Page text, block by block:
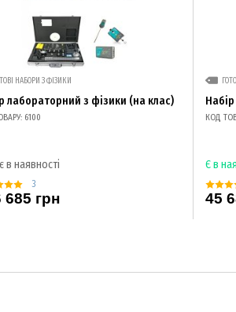
НАБОРИ З ФІЗИКИ
лабораторний з фізики (на клас)
6100
в наявності
3
685 грн
КОД
Є в
45